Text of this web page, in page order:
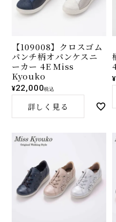
【109008】クロスゴム
パンチ柄オパンケスニ
ーカー 4E Miss
Kyouko
¥22,000税込
詳しく見る
¥